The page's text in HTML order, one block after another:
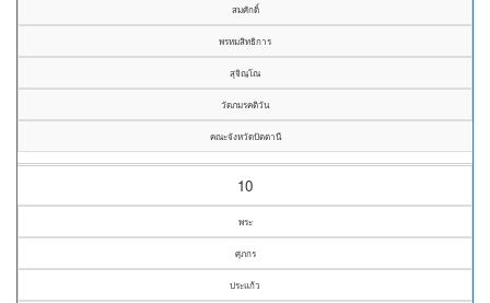
สมศักดิ์
พรหมสิทธิการ
สุจิณฺโณ
วัดภมรคติวัน
คณะจังหวัดปัตตานี
10
พระ
ศุภกร
ประแก้ว